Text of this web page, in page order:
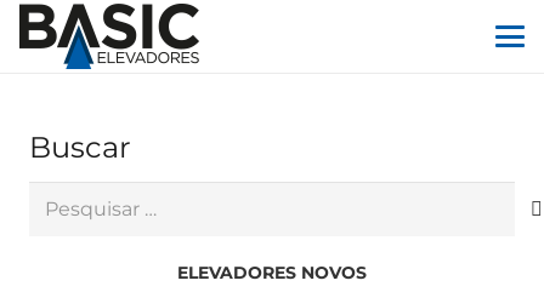
Buscar
Pesquisar
ELEVADORES NOVOS